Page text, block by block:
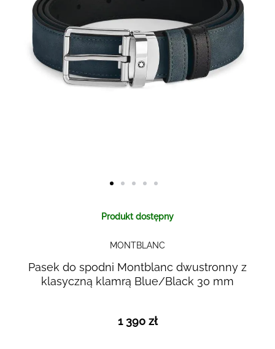
Produkt dostępny
MONTBLANC
Pasek do spodni Montblanc dwustronny z
klasyczną klamrą Blue/Black 30 mm
gallery
1 390 zł